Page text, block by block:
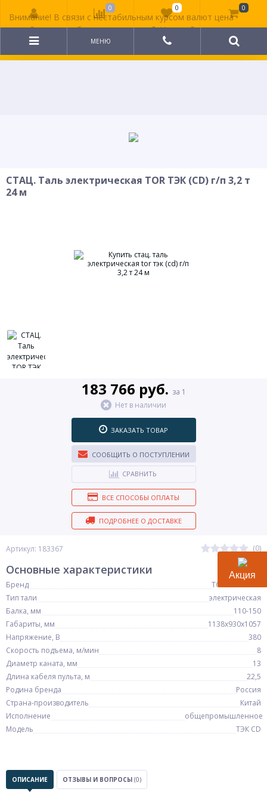
Внимание! В связи с нестабильным курсом валют цена
на сайте может быть неактуальной. Уточняйте
стоимость у менеджера.
МЕНЮ
СТАЦ. Таль электрическая TOR ТЭК (CD) г/п 3,2 т
24 м
Артикул: 183367 (0)
183 766 руб. за 1
Нет в наличии
ЗАКАЗАТЬ ТОВАР
СООБЩИТЬ О ПОСТУПЛЕНИИ
СРАВНИТЬ
ВСЕ СПОСОБЫ ОПЛАТЫ
ПОДРОБНЕЕ О ДОСТАВКЕ
Основные характеристики
Бренд
TOR Industries
Тип тали
электрическая
Балка, мм
110-150
Габариты, мм
1138х930х1057
Напряжение, В
380
Скорость подъема, м/мин
8
Диаметр каната, мм
13
Длина кабеля пульта, м
22,5
Родина бренда
Россия
Страна-производитель
Китай
Исполнение
общепромышленное
Модель
ТЭК CD
ОПИСАНИЕ ОТЗЫВЫ И ВОПРОСЫ (0)
0 0 0
Акция